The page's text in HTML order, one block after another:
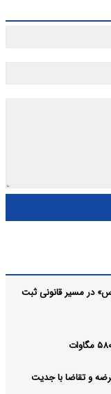
«فارس» در مسیر قانونی ثبت
و تقاضا با جدیت